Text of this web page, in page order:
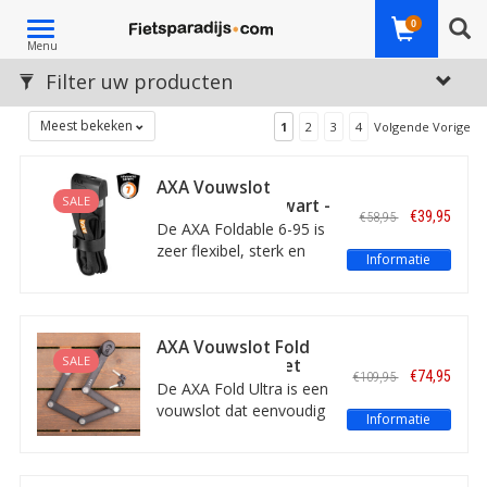
Toggle
navigation
Menu
0
Filter uw producten
Meest bekeken 1 2 3 4 Volgende Vorige
SALE
AXA Vouwslot
Foldable 6-95 Zwart -
Next Generation
De AXA Foldable 6-95 is
zeer flexibel, sterk en
heeft een lengte van 95
centimeter. AXA Safety
Index 7.
€58,95 €39,95
Informatie
SALE
AXA Vouwslot Fold
Ultra met bracket
ART-2
De AXA Fold Ultra is een
vouwslot dat eenvoudig
€109,95 €74,95
Informatie